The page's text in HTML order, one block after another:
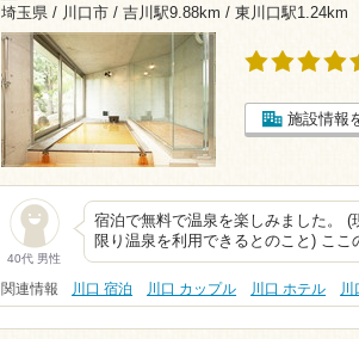
埼玉県 / 川口市 / 吉川駅9.88km / 東川口駅1.24km
施設情報
40代 男性
宿泊で無料で温泉を楽しみました。
限り温泉を利用できるとのこと) こ
関連情報 川口 宿泊 川口 カップル 川口 ホテル 川